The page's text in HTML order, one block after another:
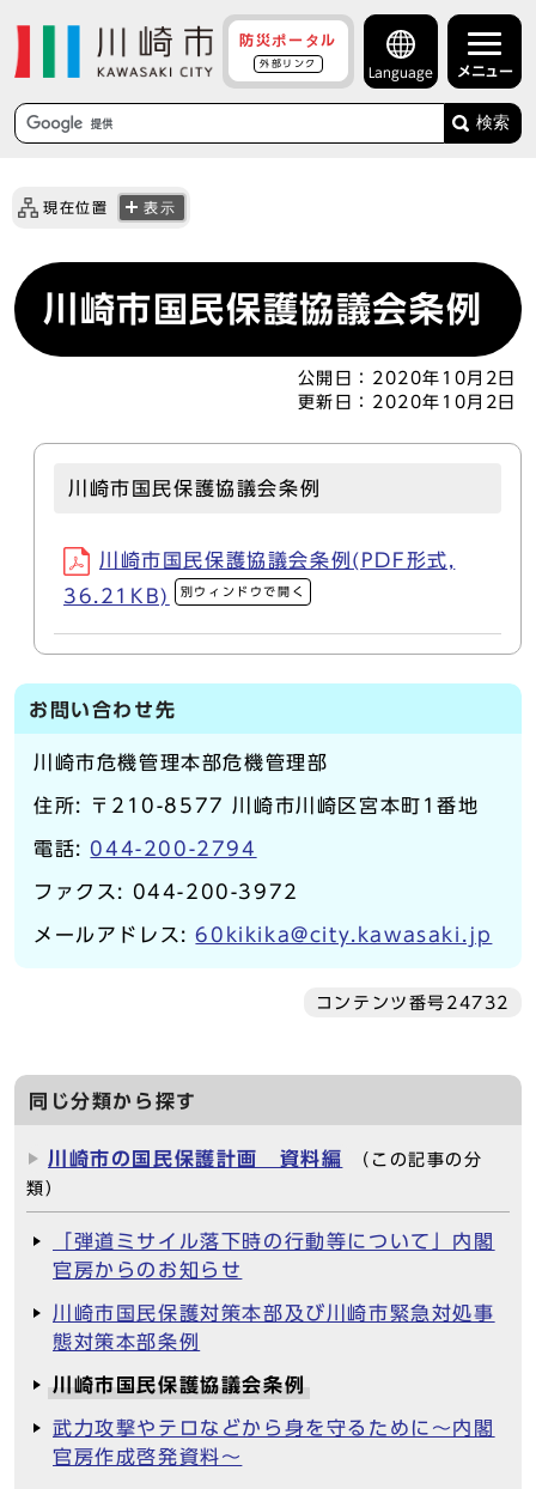
防災ポータル
外部リンク
Language メニュー
検索
現在位置 表示
川崎市国民保護協議会条例
公開日： 2020年10月2日
更新日： 2020年10月2日
川崎市国民保護協議会条例
川崎市国民保護協議会条例(PDF形式,
36.21KB)
別ウィンドウで開く
お問い合わせ先
川崎市危機管理本部危機管理部
住所: 〒210-8577 川崎市川崎区宮本町1番地
電話: 044-200-2794
ファクス: 044-200-3972
メールアドレス:60kikika@city.kawasaki.jp
コンテンツ番号24732
同じ分類から探す
川崎市の国民保護計画 資料編
（この記事の分
類）
「弾道ミサイル落下時の行動等について」内閣
官房からのお知らせ
川崎市国民保護対策本部及び川崎市緊急対処事
態対策本部条例
川崎市国民保護協議会条例
武力攻撃やテロなどから身を守るために～内閣
官房作成啓発資料～